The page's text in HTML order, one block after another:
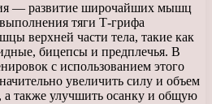
— развитие широчайших мышц
тяги Т-грифа
верхней части тела, такие как
бицепсы и предплечья. В
с использованием этого
увеличить силу и объем
а также улучшить осанку и общую